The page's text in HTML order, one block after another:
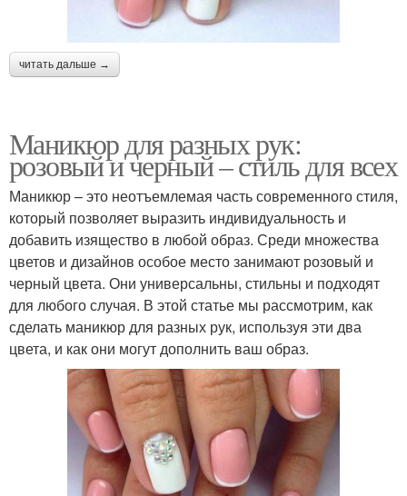
читать дальше →
Маникюр для разных рук:
розовый и черный – стиль для всех
Маникюр – это неотъемлемая часть современного стиля,
который позволяет выразить индивидуальность и
добавить изящество в любой образ. Среди множества
цветов и дизайнов особое место занимают розовый и
черный цвета. Они универсальны, стильны и подходят
для любого случая. В этой статье мы рассмотрим, как
сделать маникюр для разных рук, используя эти два
цвета, и как они могут дополнить ваш образ.